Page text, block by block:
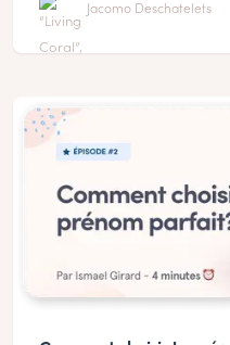
Jacomo Deschatelets